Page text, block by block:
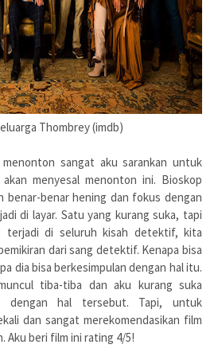
Thombrey (imdb)
sangat aku sarankan untuk
menyesal menonton ini. Bioskop
benar-benar hening dan fokus dengan
di layar. Satu yang kurang suka, tapi
terjadi di seluruh kisah detektif, kita
dari sang detektif. Kenapa bisa
dia bisa berkesimpulan dengan hal itu.
tiba-tiba dan aku kurang suka
dengan hal tersebut. Tapi, untuk
dan sangat merekomendasikan film
beri film ini rating 4/5!